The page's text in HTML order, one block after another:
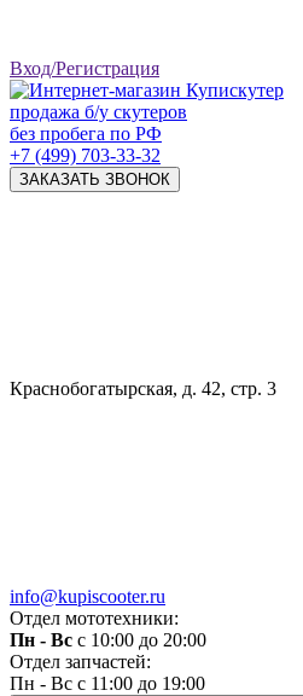
Вход/Регистрация
продажа б/у скутеров
без пробега по РФ
+7 (499) 703-33-32
ЗАКАЗАТЬ ЗВОНОК
Краснобогатырская, д. 42, стр. 3
info@kupiscooter.ru
Отдел мототехники:
Пн - Вс с 10:00 до 20:00
Отдел запчастей:
Пн - Вс с 11:00 до 19:00